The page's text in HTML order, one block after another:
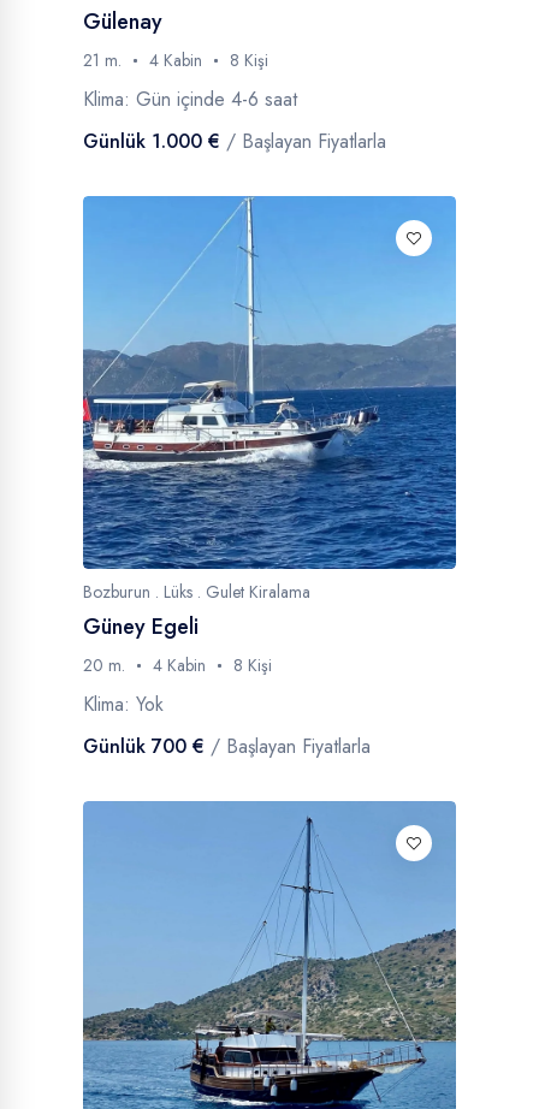
Gülenay
21 m. 4 Kabin 8 Kişi
Klima: Gün içinde 4-6 saat
Günlük 1.000 € / Başlayan Fiyatlarla
Bozburun . Lüks . Gulet Kiralama
Güney Egeli
20 m. 4 Kabin 8 Kişi
Klima: Yok
Günlük 700 € / Başlayan Fiyatlarla